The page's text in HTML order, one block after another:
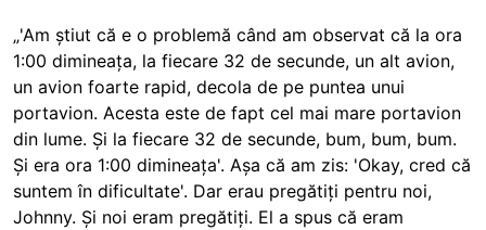
„'Am știut că e o problemă când am observat că la ora
1:00 dimineața, la fiecare 32 de secunde, un alt avion,
un avion foarte rapid, decola de pe puntea unui
portavion. Acesta este de fapt cel mai mare portavion
din lume. Și la fiecare 32 de secunde, bum, bum, bum.
Și era ora 1:00 dimineața'. Așa că am zis: 'Okay, cred că
suntem în dificultate'. Dar erau pregătiți pentru noi,
Johnny. Și noi eram pregătiți. El a spus că eram